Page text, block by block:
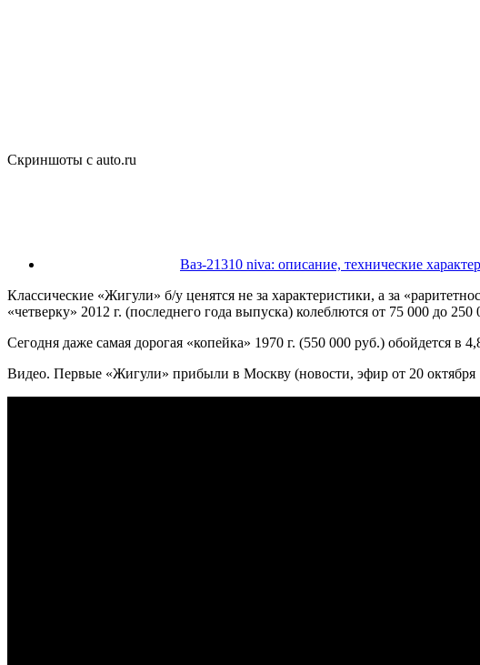
Скриншоты с auto.ru
Ваз-21310 niva: описание, технические
Классические «Жигули» б/у ценятся не за характеристики, а за
«четверку» 2012 г. (последнего года выпуска) колеблются от 75 000 до 250
Сегодня даже самая дорогая «копейка» 1970 г. (550 000 руб.) обойдется в
Видео. Первые «Жигули» прибыли в Москву (новости, эфир от 20 октября